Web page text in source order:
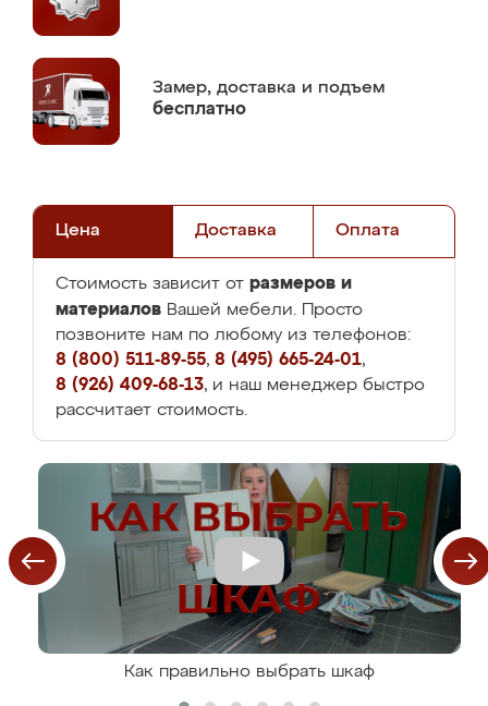
Замер, доставка и подъем
бесплатно
Цена Доставка Оплата
Стоимость зависит от размеров и
материалов Вашей мебели. Просто
позвоните нам по любому из телефонов:
8 (800) 511-89-55, 8 (495) 665-24-01,
8 (926) 409-68-13, и наш менеджер быстро
рассчитает стоимость.
Как правильно выбрать шкаф